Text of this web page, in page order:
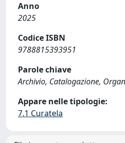
Anno
2025
Codice ISBN
9788815393951
Parole chiave
Archivio, Catalogazione,
Appare nelle tipologie:
7.1 Curatela